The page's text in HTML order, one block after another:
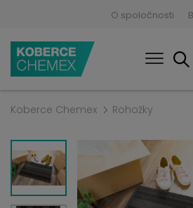
O spoločnosti
Koberce Chemex Rohožky